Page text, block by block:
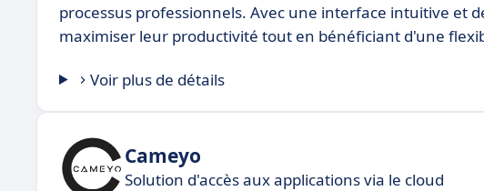
processus professionnels. Avec une interface intuitive et
maximiser leur productivité tout en bénéficiant d'une
Voir plus de détails
Cameyo
Solution d'accès aux applications via le cloud